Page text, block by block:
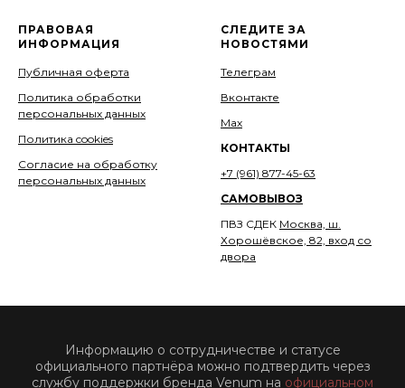
ПРАВОВАЯ
ИНФОРМАЦИЯ
Публичная оферта
Политика обработки
персональных данных
Политика cookies
Согласие на обработку
персональных данных
СЛЕДИТЕ ЗА
НОВОСТЯМИ
Телеграм
Вконтакте
Мах
КОНТАКТЫ
+7 (961) 877-45-63
САМОВЫВОЗ
ПВЗ СДЕК Москва, ш.
Хорошёвское, 82, вход со
двора
Информацию о сотрудничестве и статусе
официального партнёра можно подтвердить через
службу поддержки бренда Venum на официальном